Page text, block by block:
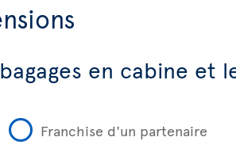
en cabine et
Franchise d'un partenaire